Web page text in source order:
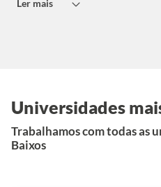
Ler mais
Universidades
Trabalhamos com todas as
Baixos